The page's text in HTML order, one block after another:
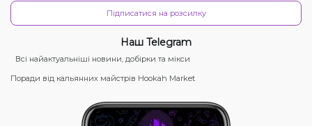
Підписатися на розсилку
Наш Telegram
Всі найактуальніші новини, добірки та мікси
Поради від кальянних майстрів Hookah Market